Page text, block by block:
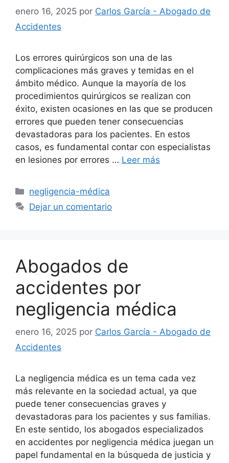
enero 16, 2025 por Carlos García - Abogado de
Accidentes
Los errores quirúrgicos son una de las
complicaciones más graves y temidas en el
ámbito médico. Aunque la mayoría de los
procedimientos quirúrgicos se realizan con
éxito, existen ocasiones en las que se producen
errores que pueden tener consecuencias
devastadoras para los pacientes. En estos
casos, es fundamental contar con especialistas
en lesiones por errores … Leer más
Categorías
negligencia-médica
Dejar un comentario
Abogados de
accidentes por
negligencia médica
enero 16, 2025 por Carlos García - Abogado de
Accidentes
La negligencia médica es un tema cada vez
más relevante en la sociedad actual, ya que
puede tener consecuencias graves y
devastadoras para los pacientes y sus familias.
En este sentido, los abogados especializados
en accidentes por negligencia médica juegan un
papel fundamental en la búsqueda de justicia y